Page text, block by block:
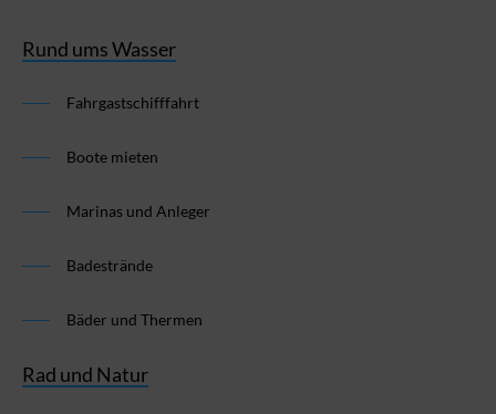
Rund ums Wasser
Fahrgastschifffahrt
Boote mieten
Marinas und Anleger
Badestrände
Bäder und Thermen
Rad und Natur